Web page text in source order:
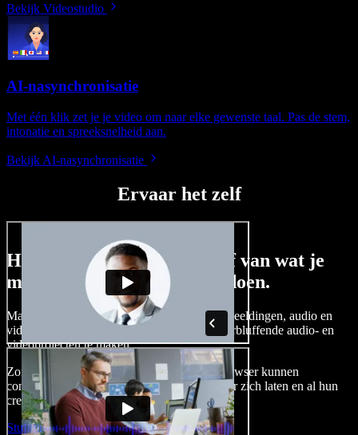
Bekijk Videostudio
AI-nasynchronisatie
Met één klik zet je je video om naar elke gewenste taal. Pas de stem,
intonatie en spreeksnelheid aan.
Bekijk AI-nasynchronisatie
Ervaar het zelf
Hier is een kleine voorproef van wat je
met Speechify Studio kunt doen.
Maak voice-overs, voeg royaltyvrije stockafbeeldingen, audio en
video's toe en kloon je stem om complete, verbluffende audio- en
videoprojecten te maken.
Zonder leercurve en met alles direct in de browser kunnen
contentmakers traditionele beperkingen achter zich laten en al hun
creatieve ideeën tot leven brengen.
Studio starten